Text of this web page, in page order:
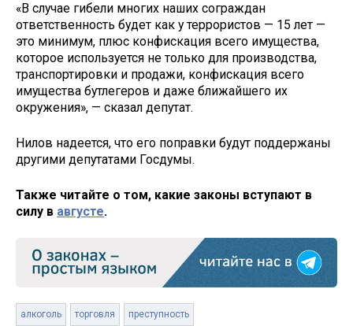
«В случае гибели многих наших сограждан
ответственность будет как у террористов — 15 лет —
это минимум, плюс конфискация всего имущества,
которое используется не только для производства,
транспортировки и продажи, конфискация всего
имущества бутлегеров и даже ближайшего их
окружения», — сказал депутат.
Нилов надеется, что его поправки будут поддержаны
другими депутатами Госдумы.
Также читайте о том, какие законы вступают в
силу в августе.
алкоголь торговля преступность